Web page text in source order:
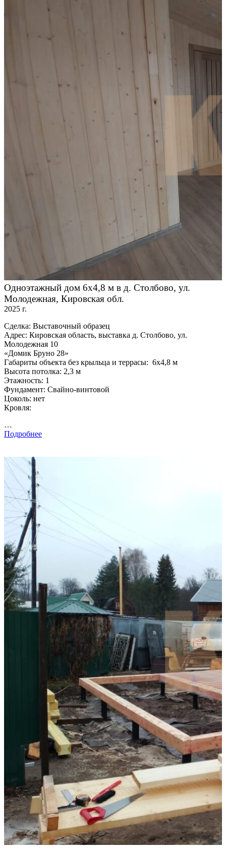
Одноэтажный дом 6х4,8 м в д. Столбово, ул.
Молодежная, Кировская обл.
2025 г.
Сделка: Выставочный образец
Адрес: Кировская область, выставка д. Столбово, ул.
Молодежная 10
«Домик Бруно 28»
Габариты объекта без крыльца и террасы: 6х4,8 м
Высота потолка: 2,3 м
Этажность: 1
Фундамент: Свайно-винтовой
Цоколь: нет
Кровля:
…
Подробнее